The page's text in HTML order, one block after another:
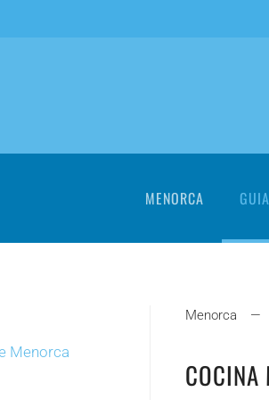
MENORCA
Menorca
COCINA
Menorca